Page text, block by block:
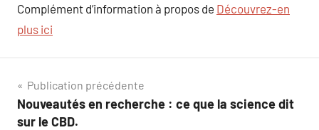
Complément d’information à propos de Découvrez-en
plus ici
Navigation
de
Publication précédente
Nouveautés en recherche : ce que la science dit
sur le CBD.